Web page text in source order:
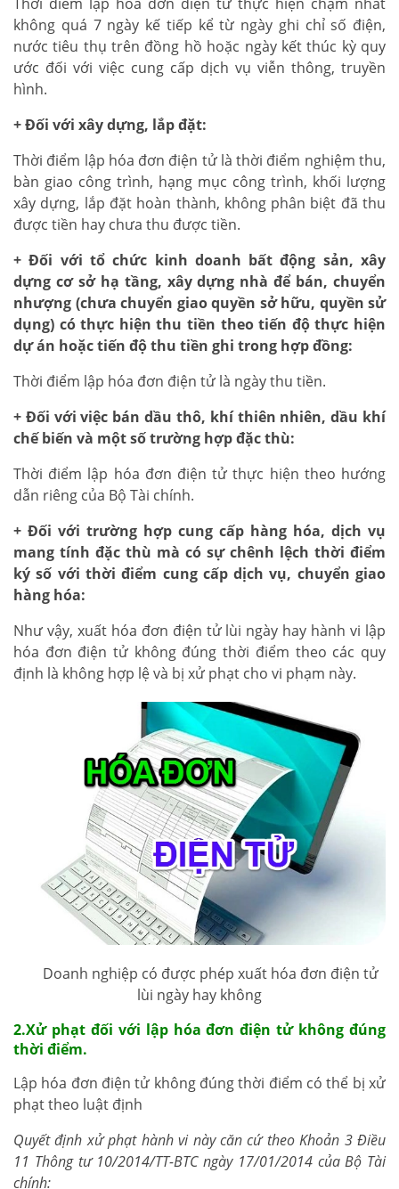
không quá 7 ngày kế tiếp kể từ ngày ghi chỉ số điện,
nước tiêu thụ trên đồng hồ hoặc ngày kết thúc kỳ quy
ước đối với việc cung cấp dịch vụ viễn thông, truyền
hình.
+ Đối với xây dựng, lắp đặt:
Thời điểm lập hóa đơn điện tử là thời điểm nghiệm thu,
bàn giao công trình, hạng mục công trình, khối lượng
xây dựng, lắp đặt hoàn thành, không phân biệt đã thu
được tiền hay chưa thu được tiền.
+ Đối với tổ chức kinh doanh bất động sản, xây
dựng cơ sở hạ tầng, xây dựng nhà để bán, chuyển
nhượng (chưa chuyển giao quyền sở hữu, quyền sử
dụng) có thực hiện thu tiền theo tiến độ thực hiện
dự án hoặc tiến độ thu tiền ghi trong hợp đồng:
Thời điểm lập hóa đơn điện tử là ngày thu tiền.
+ Đối với việc bán dầu thô, khí thiên nhiên, dầu khí
chế biến và một số trường hợp đặc thù:
Thời điểm lập hóa đơn điện tử thực hiện theo hướng
dẫn riêng của Bộ Tài chính.
+ Đối với trường hợp cung cấp hàng hóa, dịch vụ
mang tính đặc thù mà có sự chênh lệch thời điểm
ký số với thời điểm cung cấp dịch vụ, chuyển giao
hàng hóa:
Như vậy, xuất hóa đơn điện tử lùi ngày hay hành vi lập
hóa đơn điện tử không đúng thời điểm theo các quy
định là không hợp lệ và bị xử phạt cho vi phạm này.
Doanh nghiệp có được phép xuất hóa đơn điện tử
lùi ngày hay không
2.Xử phạt đối với lập hóa đơn điện tử không đúng
thời điểm.
Lập hóa đơn điện tử không đúng thời điểm có thể bị xử
phạt theo luật định
Quyết định xử phạt hành vi này căn cứ theo Khoản 3 Điều
11 Thông tư 10/2014/TT-BTC ngày 17/01/2014 của Bộ Tài
chính: